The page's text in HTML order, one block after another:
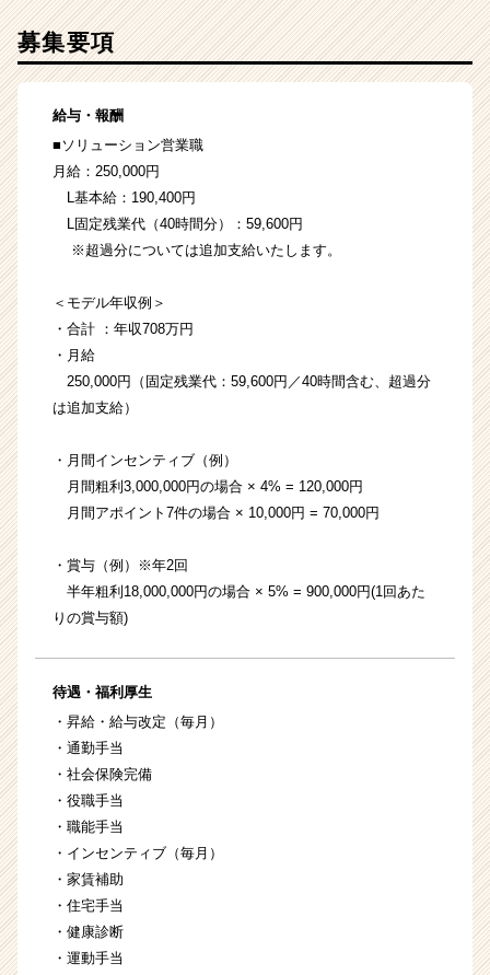
募集要項
給与・報酬
■ソリューション営業職
月給：250,000円
L基本給：190,400円
L固定残業代（40時間分）：59,600円
※超過分については追加支給いたします。
＜モデル年収例＞
・合計 ：年収708万円
・月給
250,000円（固定残業代：59,600円／40時間含む、超過分
は追加支給）
・月間インセンティブ（例）
月間粗利3,000,000円の場合 × 4% = 120,000円
月間アポイント7件の場合 × 10,000円 = 70,000円
・賞与（例）※年2回
半年粗利18,000,000円の場合 × 5% = 900,000円(1回あた
りの賞与額)
待遇・福利厚生
・昇給・給与改定（毎月）
・通勤手当
・社会保険完備
・役職手当
・職能手当
・インセンティブ（毎月）
・家賃補助
・住宅手当
・健康診断
・運動手当